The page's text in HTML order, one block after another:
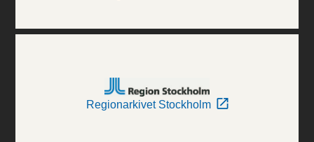
Regionarkivet Stockholm